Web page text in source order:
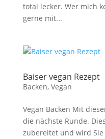
total lecker. Wer mich
gerne mit...
Baiser vegan Rezept
Backen, Vegan
Vegan Backen Mit
die nächste Runde.
zubereitet und wird Sie